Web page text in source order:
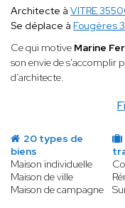
Architecte à VITRE
Se déplace à Fougères
Ce qui motive Marine
son envie de s'accomplir
d’architecte.
20 types de
biens
Maison individuelle
Maison de ville
Maison de campagne